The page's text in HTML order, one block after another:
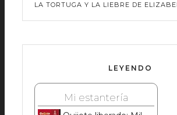
LA TORTUGA Y LA LIEBRE DE
LEYENDO
Mi estantería